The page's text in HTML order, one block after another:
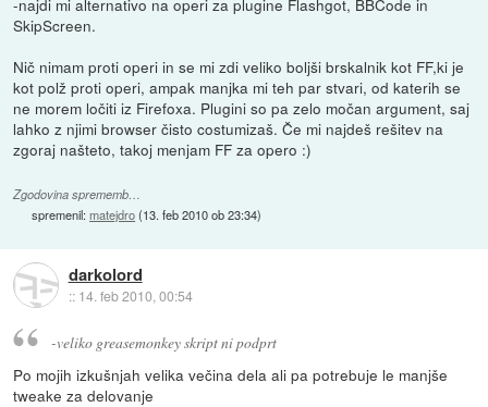
-najdi mi alternativo na operi za plugine Flashgot, BBCode in
SkipScreen.
Nič nimam proti operi in se mi zdi veliko boljši brskalnik kot FF,ki je
kot polž proti operi, ampak manjka mi teh par stvari, od katerih se
ne morem ločiti iz Firefoxa. Plugini so pa zelo močan argument, saj
lahko z njimi browser čisto costumizaš. Če mi najdeš rešitev na
zgoraj našteto, takoj menjam FF za opero :)
Zgodovina sprememb…
spremenil:matejdro(13. feb 2010 ob 23:34)
darkolord
:: 14. feb 2010, 00:54
-veliko greasemonkey skript ni podprt
Po mojih izkušnjah velika večina dela ali pa potrebuje le manjše
tweake za delovanje